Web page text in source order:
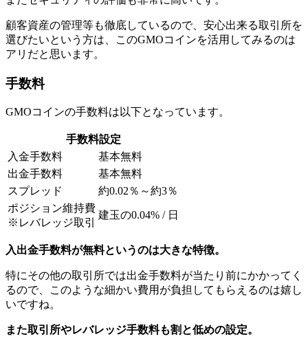
顧客資産の管理等も徹底しているので、安心出来る取引所を
選びたいという方は、このGMOコインを活用してみるのは
アリだと思います。
手数料
GMOコインの手数料は以下となっています。
手数料設定
入金手数料
基本無料
出金手数料
基本無料
スプレッド
約0.02％～約3％
ポジション維持費
※レバレッジ取引
建玉の0.04% / 日
入出金手数料が無料というのは大きな特徴。
特にその他の取引所では出金手数料が当たり前にかかってく
るので、このような細かい費用が負担してもらえるのは嬉し
いですね。
また取引所やレバレッジ手数料も割と低めの設定。